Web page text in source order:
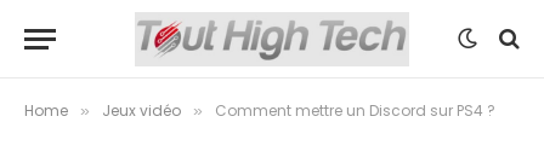
Home » Jeux vidéo » Comment mettre un Discord sur PS4 ?